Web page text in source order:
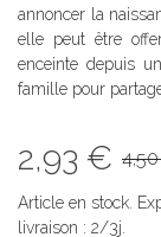
annoncer la
elle peut être
enceinte depuis
famille pour
2,93 €
Article en stock.
livraison : 2/3j.